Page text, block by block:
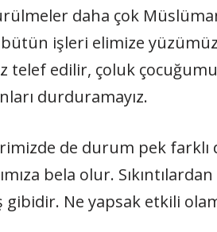
daha çok
işleri elimize yüzümüze
telef edilir, çoluk
durduramayız.
de durum pek farklı
bela olur.
Ne yapsak etkili